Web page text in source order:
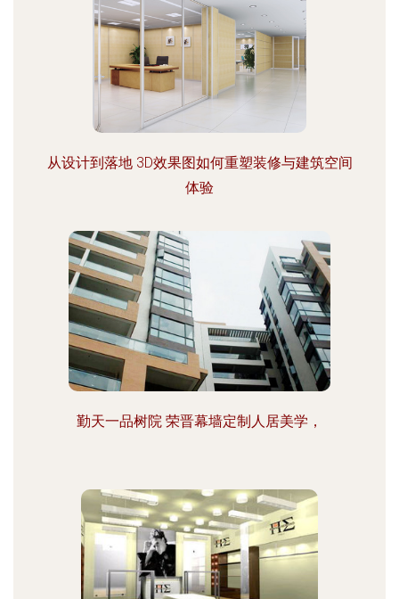
从设计到落地 3D效果图如何重塑装修与建筑空间
体验
勤天一品树院 荣晋幕墙定制人居美学，